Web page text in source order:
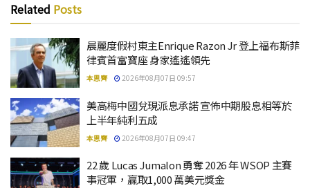
Related Posts
晨麗度假村東主Enrique Razon Jr 登上福布斯菲
律賓首富寶座 身家遙遙領先
本思齊 2026年08月07日 09:57
美高梅中國兌現派息承諾 宣佈中期股息相等於
上半年純利五成
本思齊 2026年08月07日 09:47
22 歲 Lucas Jumalon 勇奪 2026 年 WSOP 主賽
事冠軍，贏取1,000 萬美元獎金